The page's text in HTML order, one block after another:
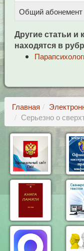
Общий абонемент
Другие статьи и
находятся в
Главная
Серьезно о